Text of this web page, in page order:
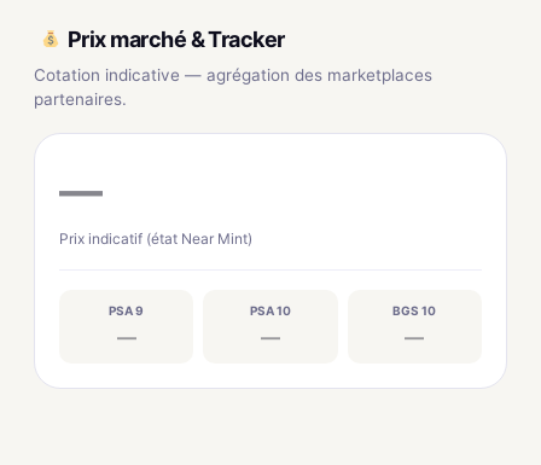
Prix marché & Tracker
Cotation indicative — agrégation des marketplaces
partenaires.
—
Prix indicatif (état Near Mint)
PSA 9
—
PSA 10
—
BGS 10
—